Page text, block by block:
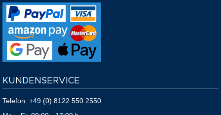
KUNDENSERVICE
Telefon: +49 (0) 8122 550 2550